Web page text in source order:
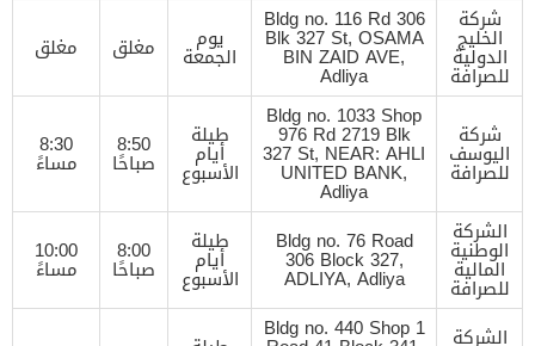
شركة
الخليج
الدولية
للصرافة
Bldg no. 116 Rd 306
Blk 327 St, OSAMA
BIN ZAID AVE,
Adliya
يوم
الجمعة مغلق مغلق
شركة
اليوسف
للصرافة
Bldg no. 1033 Shop
976 Rd 2719 Blk
327 St, NEAR: AHLI
UNITED BANK,
Adliya
طيلة
أيام
الأسبوع
8:50
صباحًا
8:30
مساءً
الشركة
الوطنية
المالية
للصرافة
Bldg no. 76 Road
306 Block 327,
ADLIYA, Adliya
طيلة
أيام
الأسبوع
8:00
صباحًا
10:00
مساءً
الشركة Bldg no. 440 Shop 1